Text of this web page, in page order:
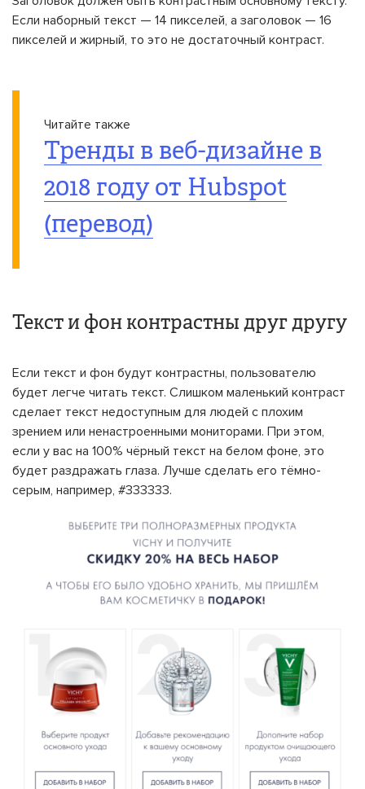
Если наборный текст — 14 пикселей, а заголовок — 16
пикселей и жирный, то это не достаточный контраст.
Читайте также
Тренды в веб-дизайне в
2018 году от Hubspot
(перевод)
Текст и фон контрастны друг другу
Если текст и фон будут контрастны, пользователю
будет легче читать текст. Слишком маленький контраст
сделает текст недоступным для людей с плохим
зрением или ненастроенными мониторами. При этом,
если у вас на 100% чёрный текст на белом фоне, это
будет раздражать глаза. Лучше сделать его тёмно-
серым, например, #333333.